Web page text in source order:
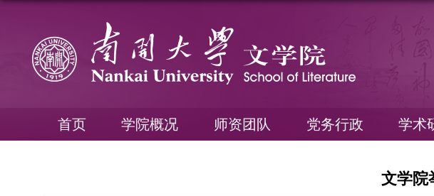
首页 学院概况 师资团队 党务行政 学术
文学院